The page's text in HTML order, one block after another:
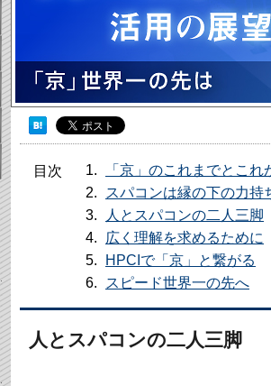
目次
「京」のこれまでとこれ
スパコンは縁の下の力持
人とスパコンの二人三脚
広く理解を求めるために
HPCIで「京」と繋がる
スピード世界一の先へ
人とスパコンの二人三脚